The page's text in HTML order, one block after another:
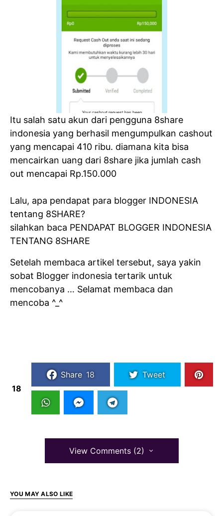
Itu salah satu akun dari pengguna 8share
indonesia yang berhasil mengumpulkan cashout
yang mencapai 410 ribu. diamana kita bisa
mencairkan uang dari 8share jika jumlah cash
out mencapai Rp.150.000
Lalu, apa pendapat para blogger INDONESIA
tentang 8SHARE?
silahkan baca PENDAPAT BLOGGER INDONESIA
TENTANG 8SHARE
Setelah membaca artikel tersebut, saya yakin
sobat Blogger indonesia tertarik untuk
mencobanya … Selamat membaca dan
mencoba ^_^
18
Share 18 Tweet
View Comments (2)
YOU MAY ALSO LIKE